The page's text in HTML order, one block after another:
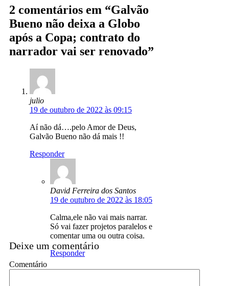
2 comentários em “Galvão
Bueno não deixa a Globo
após a Copa; contrato do
narrador vai ser renovado”
julio
19 de outubro de 2022 às 09:15
Aí não dá….pelo Amor de Deus,
Galvão Bueno não dá mais !!
Responder
David Ferreira dos Santos
19 de outubro de 2022 às 18:05
Calma,ele não vai mais narrar.
Só vai fazer projetos paralelos e
comentar uma ou outra coisa.
Responder
Deixe um comentário
Comentário